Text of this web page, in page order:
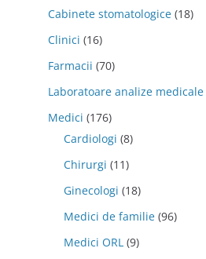
Cabinete stomatologice (18)
Clinici (16)
Farmacii (70)
Laboratoare analize medicale
Medici (176)
Cardiologi (8)
Chirurgi (11)
Ginecologi (18)
Medici de familie (96)
Medici ORL (9)